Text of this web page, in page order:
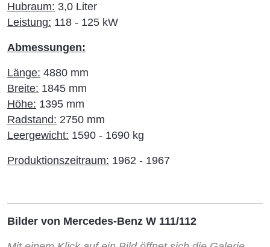
Hubraum: 3,0 Liter
Leistung: 118 - 125 kW
Abmessungen:
Länge: 4880 mm
Breite: 1845 mm
Höhe: 1395 mm
Radstand: 2750 mm
Leergewicht: 1590 - 1690 kg
Produktionszeitraum: 1962 - 1967
Bilder von Mercedes-Benz W 111/112